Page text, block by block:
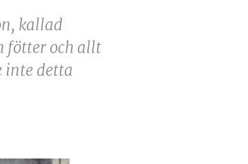
kallad
fötter och allt
inte detta